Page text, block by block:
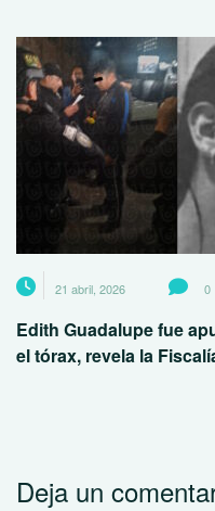
21 abril, 2026 0
Edith Guadalupe fue
el tórax, revela la
Deja un